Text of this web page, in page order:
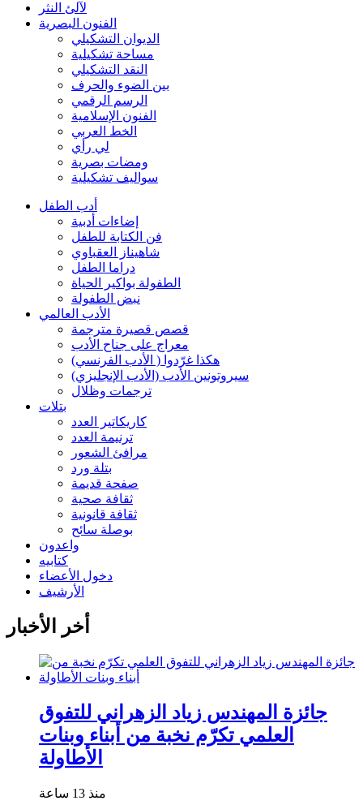
لآلئ النثر
الفنون البصرية
الديوان التشكيلي
مساحة تشكيلية
النقد التشكيلي
بين الضوء والحرف
الرسم الرقمي
الفنون الإسلامية
الخط العربي
لي رأي
ومضات بصرية
سواليف تشكيلية
أدب الطفل
إضاءات أدبية
فن الكتابة للطفل
شاهيناز العقباوي
دراما الطفل
الطفولة بواكير الحياة
نبض الطفولة
الأدب العالمي
قصص قصيرة مترجمة
معراج على جناح الأدب
هكذا غرّدوا ( الأدب الفرنسي)
سيروتونين الأدب (الأدب الإنجليزي)
ترجمات وظلال
بتلات
كاريكاتير العدد
ترنيمة العدد
مرافئ الشعور
بتلة ورد
صفحة قديمة
ثقافة صحية
ثقافة قانونية
بوصلة سائح
واعدون
كتابيه
دخول الأعضاء
الأرشيف
أخر الأخبار
جائزة المهندس زياد الزهراني للتفوق
العلمي تكرّم نخبة من أبناء وبنات
الأطاولة
منذ 13 ساعة